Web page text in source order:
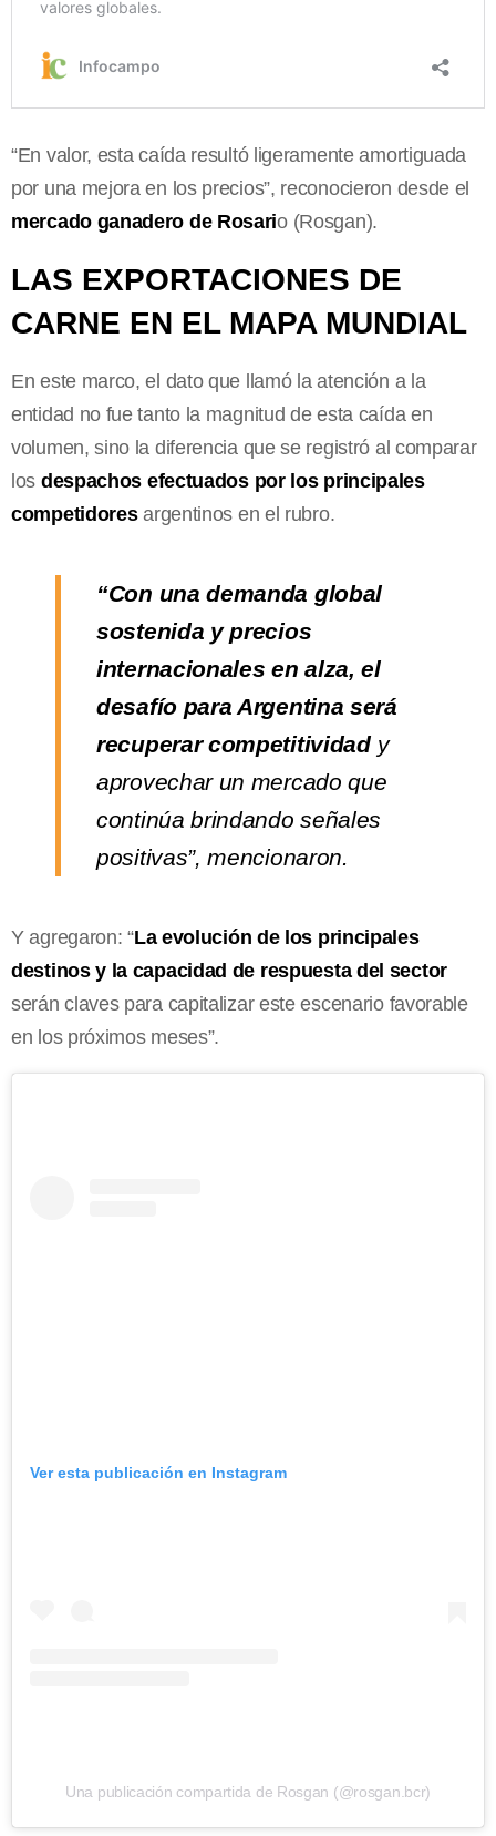
“En valor, esta caída resultó ligeramente amortiguada
por una mejora en los precios”, reconocieron desde el
mercado ganadero de Rosario (Rosgan).
LAS EXPORTACIONES DE
CARNE EN EL MAPA MUNDIAL
En este marco, el dato que llamó la atención a la
entidad no fue tanto la magnitud de esta caída en
volumen, sino la diferencia que se registró al comparar
los despachos efectuados por los principales
competidoresargentinos en el rubro.
“Con una demanda global
sostenida y precios
internacionales en alza, el
desafío para Argentina será
recuperar competitividad y
aprovechar un mercado que
continúa brindando señales
positivas”, mencionaron.
Y agregaron: “La evolución de los principales
destinos y la capacidad de respuesta del sector
serán claves para capitalizar este escenario favorable
en los próximos meses”.
Ver esta publicación en Instagram
Una publicación compartida de Rosgan (@rosgan.bcr)